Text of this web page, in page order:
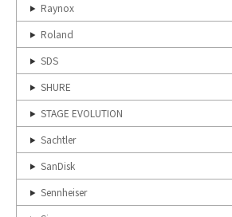
Raynox
Roland
SDS
SHURE
STAGE EVOLUTION
Sachtler
SanDisk
Sennheiser